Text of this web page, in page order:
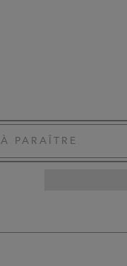
À PARAÎTRE